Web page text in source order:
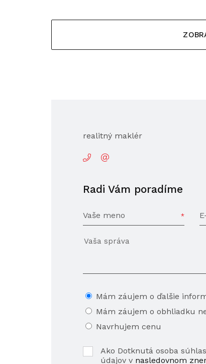
realitný maklér
Radi Vám poradíme
Vaše meno
Mám záujem o ďalšie
Mám záujem o obhliadku
Navrhujem cenu
Ako Dotknutá osoba
údajov v nasledovnom